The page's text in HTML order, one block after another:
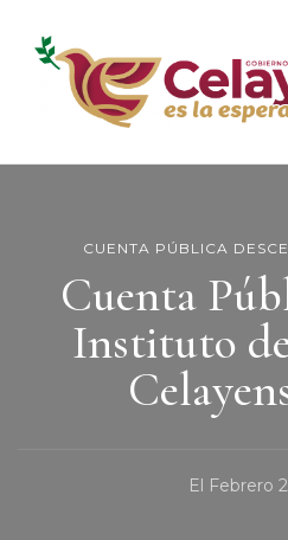
Municipio de
Portal Oficial del Municipio de
CUENTA PÚBLICA
Cuenta
Instituto
El Febrero